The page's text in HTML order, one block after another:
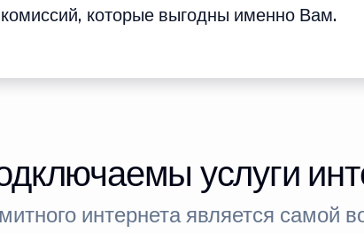
которые выгодны именно Вам.
услуги
интернета является самой